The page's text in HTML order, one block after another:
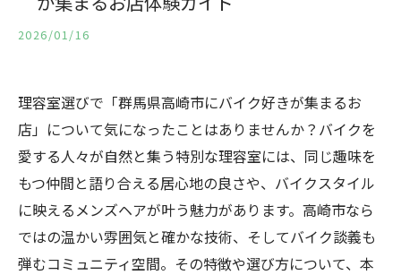
2026/01/16
理容室選びで「群馬県高崎市にバイク好きが集まるお
店」について気になったことはありませんか？バイクを
愛する人々が自然と集う特別な理容室には、同じ趣味を
もつ仲間と語り合える居心地の良さや、バイクスタイル
に映えるメンズヘアが叶う魅力があります。高崎市なら
ではの温かい雰囲気と確かな技術、そしてバイク談義も
弾むコミュニティ空間。その特徴や選び方について、本